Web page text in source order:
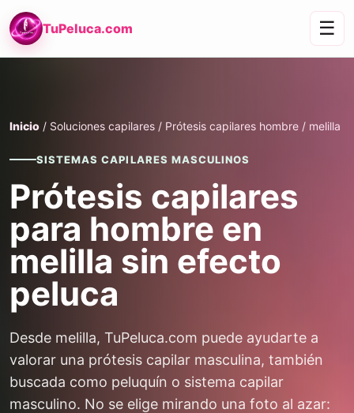
TuPeluca.com ☰
Inicio / Soluciones capilares / Prótesis capilares hombre / melilla
SISTEMAS CAPILARES MASCULINOS
Prótesis capilares
para hombre en
melilla sin efecto
peluca
Desde melilla, TuPeluca.com puede ayudarte a
valorar una prótesis capilar masculina, también
buscada como peluquín o sistema capilar
masculino. No se elige mirando una foto al azar: